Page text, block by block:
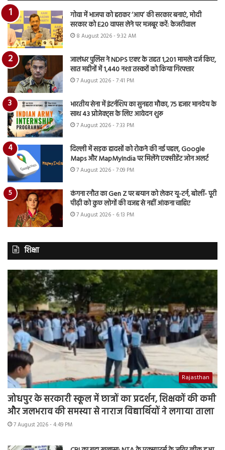
गोवा में भाजपा को हराकर ‘आप’ की सरकार बनाएं, मोदी
सरकार को E20 वापस लेने पर मजबूर करें: केजरीवाल
8 August 2026 - 9:32 AM
जालंधर पुलिस ने NDPS एक्ट के तहत 1,201 मामले दर्ज किए,
सात महीनों में 1,440 नशा तस्करों को किया गिरफ्तार
7 August 2026 - 7:41 PM
भारतीय सेना में इंटर्नशिप का सुनहरा मौका, 75 हजार मानदेय के
साथ 43 प्रोजेक्ट्स के लिए आवेदन शुरू
7 August 2026 - 7:33 PM
दिल्ली में सड़क हादसों को रोकने की नई पहल, Google
Maps और MapMyIndia पर मिलेंगे एक्सीडेंट जोन अलर्ट
7 August 2026 - 7:09 PM
कंगना रनौत का Gen Z पर बयान को लेकर यू-टर्न, बोलीं- पूरी
पीढ़ी को कुछ लोगों की वजह से नहीं आंकना चाहिए
7 August 2026 - 6:13 PM
शिक्षा
Rajasthan
जोधपुर के सरकारी स्कूल में छात्रों का प्रदर्शन, शिक्षकों की कमी
और जलभराव की समस्या से नाराज विद्यार्थियों ने लगाया ताला
7 August 2026 - 4:49 PM